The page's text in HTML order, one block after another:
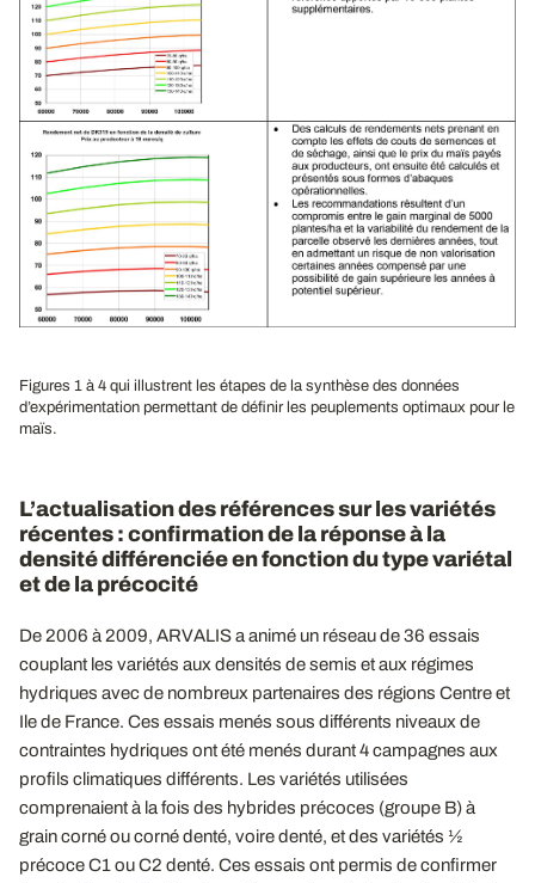
Figures 1 à 4 qui illustrent les étapes de la synthèse des données
d’expérimentation permettant de définir les peuplements optimaux pour le
maïs.
L’actualisation des références sur les variétés
récentes : confirmation de la réponse à la
densité différenciée en fonction du type variétal
et de la précocité
De 2006 à 2009, ARVALIS a animé un réseau de 36 essais
couplant les variétés aux densités de semis et aux régimes
hydriques avec de nombreux partenaires des régions Centre et
Ile de France. Ces essais menés sous différents niveaux de
contraintes hydriques ont été menés durant 4 campagnes aux
profils climatiques différents. Les variétés utilisées
comprenaient à la fois des hybrides précoces (groupe B) à
grain corné ou corné denté, voire denté, et des variétés ½
précoce C1 ou C2 denté. Ces essais ont permis de confirmer